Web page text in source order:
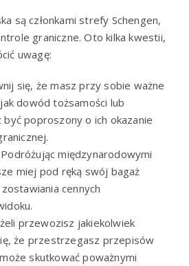
są członkami strefy Schengen,
graniczne. Oto kilka kwestii,
uwagę:
się, że masz przy sobie ważne
dowód tożsamości lub
poproszony o ich okazanie
międzynarodowymi
miej pod ręką swój bagaż
cennych
przewozisz jakiekolwiek
że przestrzegasz przepisów
skutkować poważnymi